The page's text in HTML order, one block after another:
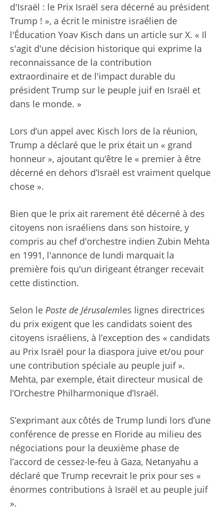
d'Israël : le Prix Israël sera décerné au président
Trump ! », a écrit le ministre israélien de
l'Éducation Yoav Kisch dans un article sur X. « Il
s'agit d'une décision historique qui exprime la
reconnaissance de la contribution
extraordinaire et de l'impact durable du
président Trump sur le peuple juif en Israël et
dans le monde. »
Lors d’un appel avec Kisch lors de la réunion,
Trump a déclaré que le prix était un « grand
honneur », ajoutant qu’être le « premier à être
décerné en dehors d’Israël est vraiment quelque
chose ».
Bien que le prix ait rarement été décerné à des
citoyens non israéliens dans son histoire, y
compris au chef d'orchestre indien Zubin Mehta
en 1991, l'annonce de lundi marquait la
première fois qu'un dirigeant étranger recevait
cette distinction.
Selon le Poste de Jérusalemles lignes directrices
du prix exigent que les candidats soient des
citoyens israéliens, à l’exception des « candidats
au Prix Israël pour la diaspora juive et/ou pour
une contribution spéciale au peuple juif ».
Mehta, par exemple, était directeur musical de
l’Orchestre Philharmonique d’Israël.
S’exprimant aux côtés de Trump lundi lors d’une
conférence de presse en Floride au milieu des
négociations pour la deuxième phase de
l’accord de cessez-le-feu à Gaza, Netanyahu a
déclaré que Trump recevrait le prix pour ses «
énormes contributions à Israël et au peuple juif
».